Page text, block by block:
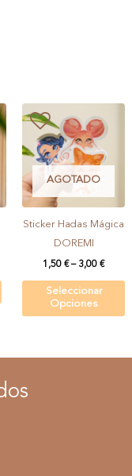
AGOTADO
Sticker Hadas Mágica
DOREMI
1,50€– 3,00€
Seleccionar
Opciones